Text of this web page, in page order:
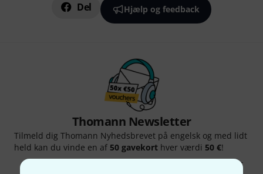
Del Hjælp og feedback
Thomann Newsletter
Tilmeld dig Thomann Nyhedsbrevet på engelsk og med lidt
held kan du vinde en af 50 gavekort hver værdi 50 €!
Thomann-indsigter